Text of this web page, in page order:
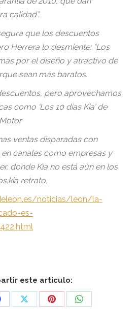
calidad”.
que los descuentos
Herrera lo desmiente: “Los
por el diseño y atractivo de
sean más baratos.
pero aprovechamos
como ‘Los 10 días Kia’ de
ventas disparadas con
canales como empresas y
donde Kia no está aún en los
retrato.
noticias/leon/la-
es-
este articulo:
Share
Share
Share